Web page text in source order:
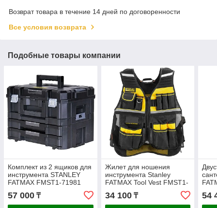
Возврат товара в течение 14 дней по договоренности
Все условия возврата
Подобные товары компании
Комплект из 2 ящиков для
инструмента STANLEY
FATMAX FMST1-71981
57 000 ₸
Жилет для ношения
инструмента Stanley
FATMAX Tool Vest FMST1-
34 100₸ 54